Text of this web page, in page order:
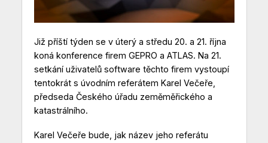
Již příští týden se v úterý a středu 20. a 21. října
koná konference firem GEPRO a ATLAS. Na 21.
setkání uživatelů software těchto firem vystoupí
tentokrát s úvodním referátem Karel Večeře,
předseda Českého úřadu zeměměřického a
katastrálního.
Karel Večeře bude, jak název jeho referátu